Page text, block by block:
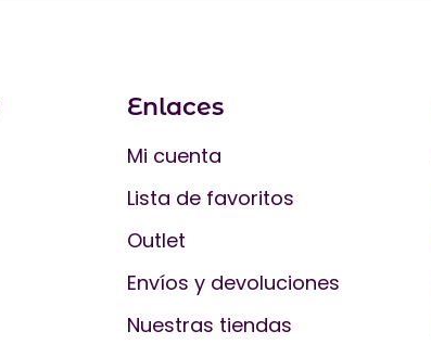
Enlaces
Mi cuenta
Lista de favoritos
Outlet
Envíos y devoluciones
Nuestras tiendas